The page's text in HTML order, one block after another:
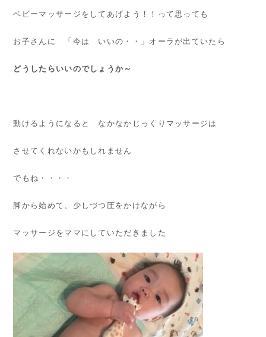
ベビーマッサージをしてあげよう！！って思っても
お子さんに 「今は いいの・・」オーラが出ていたら
どうしたらいいのでしょうか～
動けるようになると なかなかじっくりマッサージは
させてくれないかもしれません
でもね・・・・
脚から始めて、少しづつ圧をかけながら
マッサージをママにしていただきました